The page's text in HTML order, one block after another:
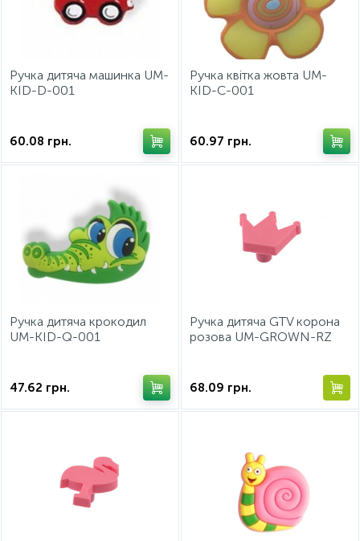
Ручка дитяча машинка UM-
KID-D-001
60.08 грн.
Ручка квітка жовта UM-
KID-C-001
60.97 грн.
Ручка дитяча крокодил
UM-KID-Q-001
47.62 грн.
Ручка дитяча GTV корона
розова UM-GROWN-RZ
68.09 грн.
Фурнитура для кроватей